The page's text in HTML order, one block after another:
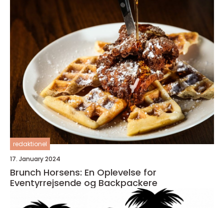
redaktionel
17. January 2024
Brunch Horsens: En Oplevelse for
Eventyrrejsende og Backpackere